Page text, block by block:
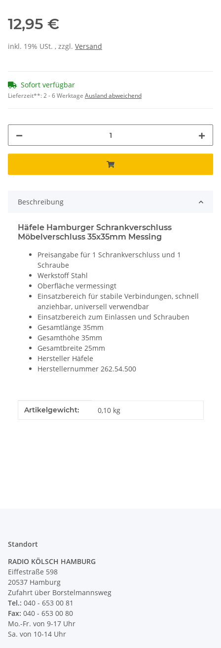
12,95 €
inkl. 19% USt. , zzgl. Versand
Sofort verfügbar
Lieferzeit**:2 - 6 Werktage Ausland abweichend
Beschreibung
Häfele Hamburger Schrankverschluss
Möbelverschluss 35x35mm Messing
Preisangabe für 1 Schrankverschluss und 1
Schraube
Werkstoff Stahl
Oberfläche vermessingt
Einsatzbereich für stabile Verbindungen, schnell
anziehbar, universell verwendbar
Einsatzbereich zum Einlassen und Schrauben
Gesamtlänge 35mm
Gesamthöhe 35mm
Gesamtbreite 25mm
Hersteller Häfele
Herstellernummer 262.54.500
Produkteigenschaft
Wert
Artikelgewicht: 0,10 kg
Standort
RADIO KÖLSCH HAMBURG
Eiffestraße 598
20537 Hamburg
Zufahrt über Borstelmannsweg
Tel.: 040 - 653 00 81
Fax: 040 - 653 00 80
Mo.-Fr. von 9-17 Uhr
Sa. von 10-14 Uhr